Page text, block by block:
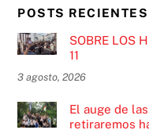
POSTS RECIENTES
SOBRE LOS
11
3 agosto, 2026
El auge de
retiraremos